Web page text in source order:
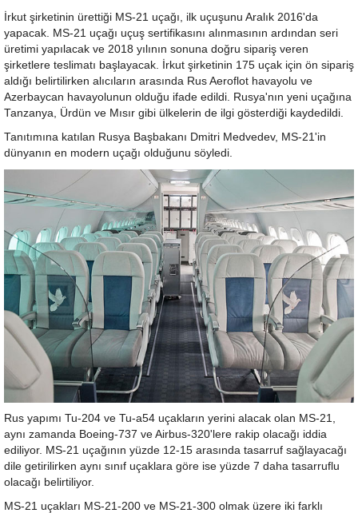
İrkut şirketinin ürettiği MS-21 uçağı, ilk uçuşunu Aralık 2016'da
yapacak. MS-21 uçağı uçuş sertifikasını alınmasının ardından seri
üretimi yapılacak ve 2018 yılının sonuna doğru sipariş veren
şirketlere teslimatı başlayacak. İrkut şirketinin 175 uçak için ön sipariş
aldığı belirtilirken alıcıların arasında Rus Aeroflot havayolu ve
Azerbaycan havayolunun olduğu ifade edildi. Rusya'nın yeni uçağına
Tanzanya, Ürdün ve Mısır gibi ülkelerin de ilgi gösterdiği kaydedildi.
Tanıtımına katılan Rusya Başbakanı Dmitri Medvedev, MS-21'in
dünyanın en modern uçağı olduğunu söyledi.
Rus yapımı Tu-204 ve Tu-a54 uçakların yerini alacak olan MS-21,
aynı zamanda Boeing-737 ve Airbus-320'lere rakip olacağı iddia
ediliyor. MS-21 uçağının yüzde 12-15 arasında tasarruf sağlayacağı
dile getirilirken aynı sınıf uçaklara göre ise yüzde 7 daha tasarruflu
olacağı belirtiliyor.
MS-21 uçakları MS-21-200 ve MS-21-300 olmak üzere iki farklı